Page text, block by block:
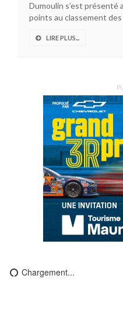
Dumoulin s’est présenté
points au classement
LIRE PLUS...
Chargement...